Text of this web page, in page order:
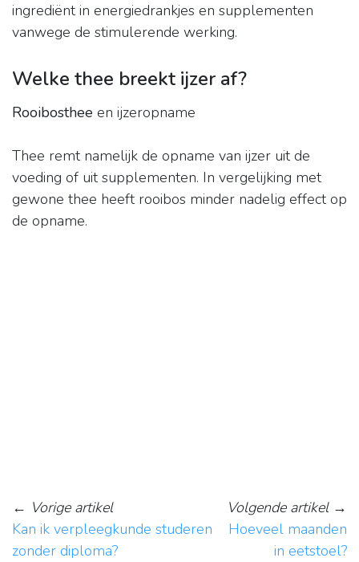
ingrediënt in energiedrankjes en supplementen
vanwege de stimulerende werking.
Welke thee breekt ijzer af?
Rooibosthee en ijzeropname
Thee remt namelijk de opname van ijzer uit de
voeding of uit supplementen. In vergelijking met
gewone thee heeft rooibos minder nadelig effect op
de opname.
← Vorige artikel
Kan ik verpleegkunde studeren
zonder diploma?
Volgende artikel→
Hoeveel maanden
in eetstoel?